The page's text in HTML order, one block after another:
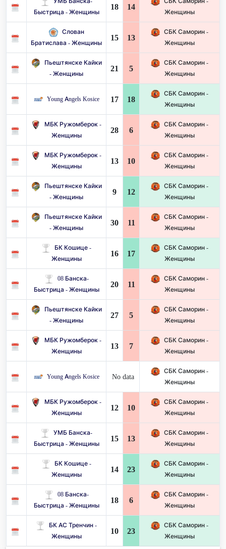
Быстрица - Женщины
18 14
Женщины
Слован
Братислава - Женщины
15 13
СБК Саморин -
Женщины
Пьештянске Кайки
- Женщины
21 5
СБК Саморин -
Женщины
Young Angels Kosice 17 18
СБК Саморин -
Женщины
МБК Ружомберок -
Женщины
28 6
СБК Саморин -
Женщины
МБК Ружомберок -
Женщины
13 10
СБК Саморин -
Женщины
Пьештянске Кайки
- Женщины
9 12
СБК Саморин -
Женщины
Пьештянске Кайки
- Женщины
30 11
СБК Саморин -
Женщины
БК Кошице -
Женщины
16 17
СБК Саморин -
Женщины
08 Банска-
Быстрица - Женщины
20 11
СБК Саморин -
Женщины
Пьештянске Кайки
- Женщины
27 5
СБК Саморин -
Женщины
МБК Ружомберок -
Женщины
13 7
СБК Саморин -
Женщины
Young Angels Kosice No data
СБК Саморин -
Женщины
МБК Ружомберок -
Женщины
12 10
СБК Саморин -
Женщины
УМБ Банска-
Быстрица - Женщины
15 13
СБК Саморин -
Женщины
БК Кошице -
Женщины
14 23
СБК Саморин -
Женщины
08 Банска-
Быстрица - Женщины
18 6
СБК Саморин -
Женщины
БК АС Тренчин -
Женщины
10 23
СБК Саморин -
Женщины